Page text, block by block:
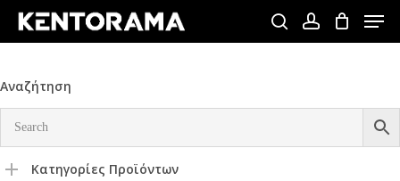
Skip
content
searchaccount
Menu
Αναζήτηση
Κατηγορίες Προϊόντων